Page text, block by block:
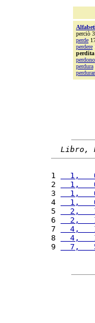
perciò
perde
perdere
perdono
perdura
Libro,
1
1,
2
1,
3
1,
4
1,
5
2,
6
2,
7
4,
8
4,
9
7,